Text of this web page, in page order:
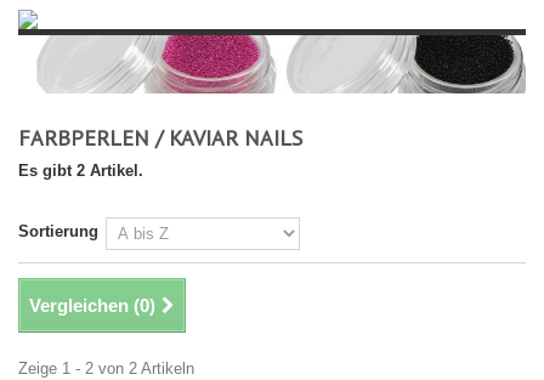
FARBPERLEN / KAVIAR NAILS
Es gibt 2 Artikel.
Sortierung
Vergleichen (0)
Zeige 1 - 2 von 2 Artikeln